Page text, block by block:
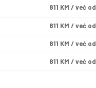
811 KM / već od
811 KM / već od
811 KM / već od
811 KM / već od